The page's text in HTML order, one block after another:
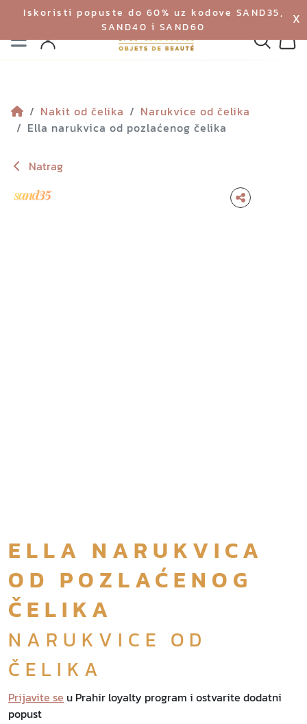
Iskoristi popuste do 60% uz kodove SAND35,
SAND40 i SAND60
X
Izbornik
Profil
Nakit od čelika
Narukvice od čelika
Ella narukvica od pozlaćenog čelika
Natrag
ELLA NARUKVICA
OD POZLAĆENOG
ČELIKA
NARUKVICE OD
ČELIKA
Prijavite se u Prahir loyalty program i ostvarite dodatni
popust